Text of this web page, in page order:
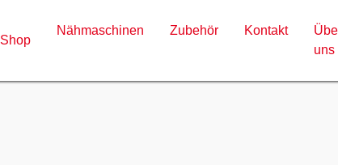
Shop
Nähmaschinen Zubehör Kontakt
uns